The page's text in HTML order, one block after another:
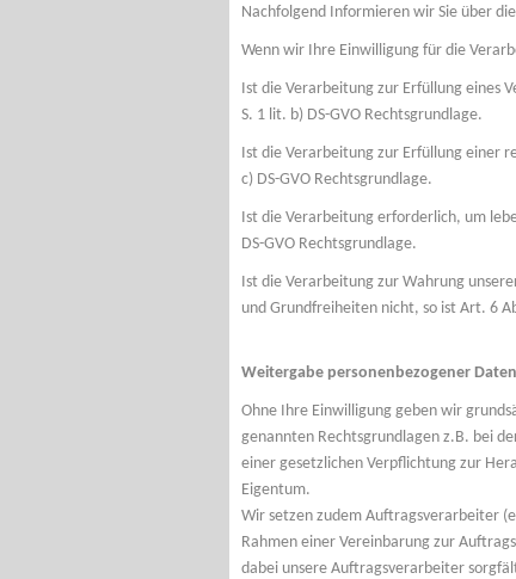
Nachfolgend Informieren wir Sie über
Wenn wir Ihre Einwilligung für die
Ist die Verarbeitung zur Erfüllung eines
S. 1 lit. b) DS-GVO Rechtsgrundlage.
Ist die Verarbeitung zur Erfüllung einer
c) DS-GVO Rechtsgrundlage.
Ist die Verarbeitung erforderlich, um
DS-GVO Rechtsgrundlage.
Ist die Verarbeitung zur Wahrung
und Grundfreiheiten nicht, so ist Art. 6
Weitergabe personenbezogener
Ohne Ihre Einwilligung geben wir
genannten Rechtsgrundlagen z.B. bei
einer gesetzlichen Verpflichtung zur
Eigentum.
Wir setzen zudem Auftragsverarbeiter
Rahmen einer Vereinbarung zur
dabei unsere Auftragsverarbeiter